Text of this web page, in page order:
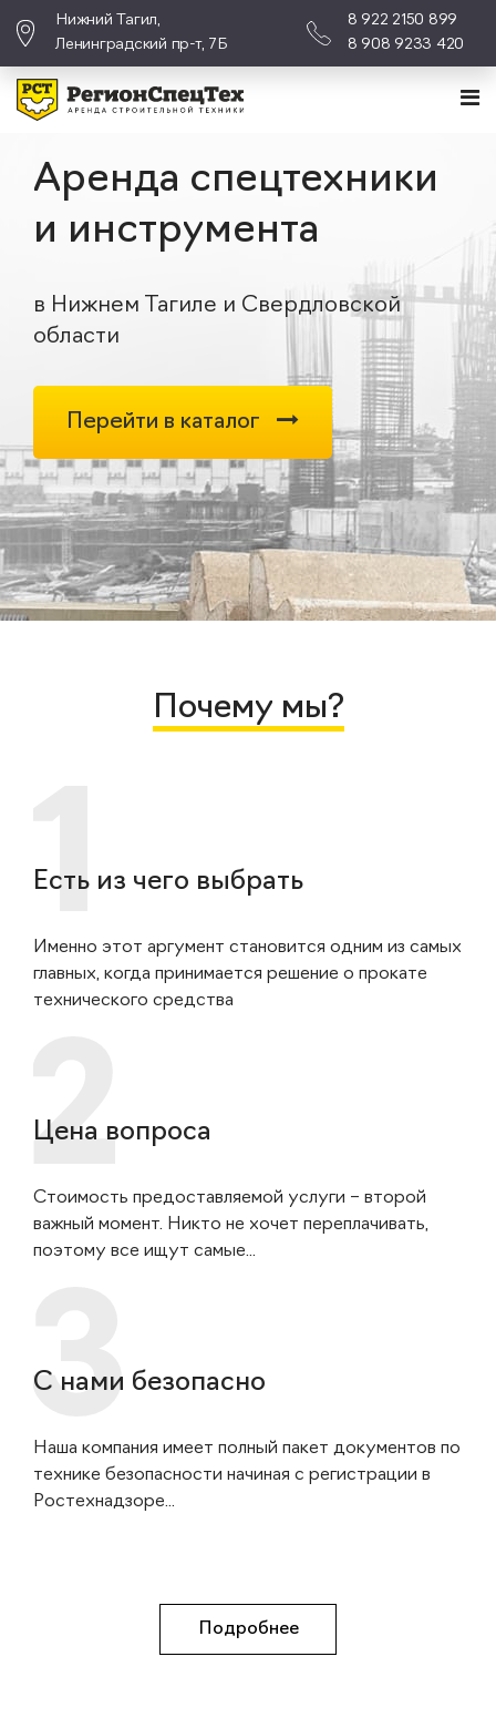
Нижний Тагил,
Ленинградский пр-т, 7Б
8 922 2150 899
8 908 9233 420
Аренда спецтехники
и инструмента
в Нижнем Тагиле и Свердловской
области
Перейти в каталог
Почему мы?
Есть из чего выбрать
Именно этот аргумент становится одним из самых
главных, когда принимается решение о прокате
технического средства
Цена вопроса
Стоимость предоставляемой услуги – второй
важный момент. Никто не хочет переплачивать,
поэтому все ищут самые...
С нами безопасно
Наша компания имеет полный пакет документов по
технике безопасности начиная с регистрации в
Ростехнадзоре...
Подробнее